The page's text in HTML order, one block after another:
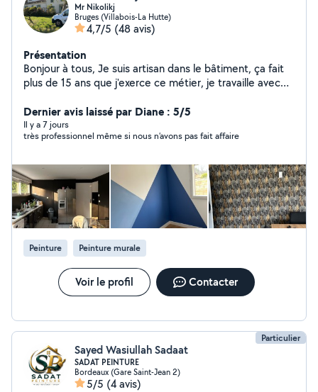
Mr Nikolikj
Bruges (Villabois-La Hutte)
4,7/5 (48 avis)
Présentation
Bonjour à tous, Je suis artisan dans le bâtiment, ça fait
plus de 15 ans que j'exerce ce métier, je travaille avec
des prix raisonnables afin de garder une clientèle
régulière Le devis est gratuit ainsi que la présentation
Les déplacements sont à ma charge Voici ce que je
Carrelage Parquet Petit bricolage d'intérieur À bientôt
Dernier avis laissé par Diane : 5/5
Il y a 7 jours
très professionnel même si nous n’avons pas fait affaire
Peinture Peinture murale
Voir le profil Contacter
Particulier
Sayed Wasiullah Sadaat
SADAT PEINTURE
Bordeaux (Gare Saint-Jean 2)
5/5 (4 avis)